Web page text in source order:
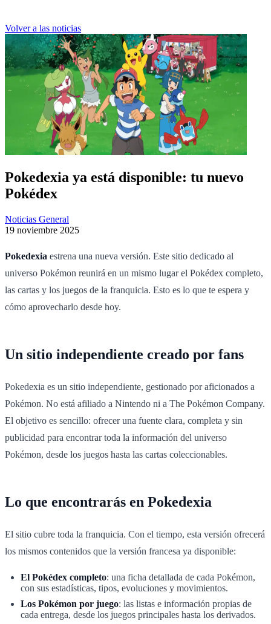
Volver a las noticias
Pokedexia ya está disponible: tu nuevo
Pokédex
Noticias General
19 noviembre 2025
Pokedexia estrena una nueva versión. Este sitio dedicado al
universo Pokémon reunirá en un mismo lugar el Pokédex completo,
las cartas y los juegos de la franquicia. Esto es lo que te espera y
cómo aprovecharlo desde hoy.
Un sitio independiente creado por fans
Pokedexia es un sitio independiente, gestionado por aficionados a
Pokémon. No está afiliado a Nintendo ni a The Pokémon Company.
El objetivo es sencillo: ofrecer una fuente clara, completa y sin
publicidad para encontrar toda la información del universo
Pokémon, desde los juegos hasta las cartas coleccionables.
Lo que encontrarás en Pokedexia
El sitio cubre toda la franquicia. Con el tiempo, esta versión ofrecerá
los mismos contenidos que la versión francesa ya disponible:
El Pokédex completo: una ficha detallada de cada Pokémon,
con sus estadísticas, tipos, evoluciones y movimientos.
Los Pokémon por juego: las listas e información propias de
cada entrega, desde los juegos principales hasta los derivados.